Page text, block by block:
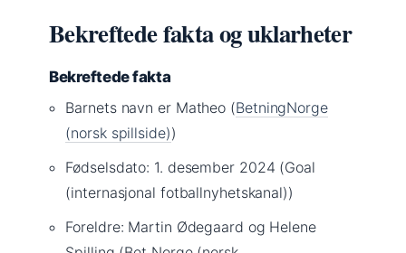
Bekreftede fakta og uklarheter
Bekreftede fakta
Barnets navn er Matheo (BetningNorge
(norsk spillside))
Fødselsdato: 1. desember 2024 (Goal
(internasjonal fotballnyhetskanal))
Foreldre: Martin Ødegaard og Helene